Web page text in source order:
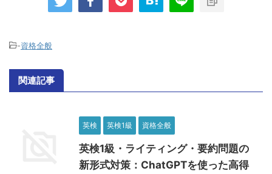
-資格全般
関連記事
英検 英検1級 資格全般
英検1級・ライティング・要約問題の
新形式対策：ChatGPTを使った高得